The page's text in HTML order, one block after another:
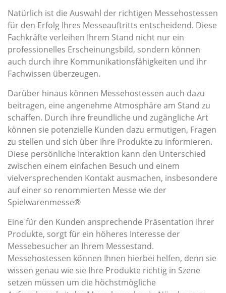
Natürlich ist die Auswahl der richtigen Messehostessen
für den Erfolg Ihres Messeauftritts entscheidend. Diese
Fachkräfte verleihen Ihrem Stand nicht nur ein
professionelles Erscheinungsbild, sondern können
auch durch ihre Kommunikationsfähigkeiten und ihr
Fachwissen überzeugen.
Darüber hinaus können Messehostessen auch dazu
beitragen, eine angenehme Atmosphäre am Stand zu
schaffen. Durch ihre freundliche und zugängliche Art
können sie potenzielle Kunden dazu ermutigen, Fragen
zu stellen und sich über Ihre Produkte zu informieren.
Diese persönliche Interaktion kann den Unterschied
zwischen einem einfachen Besuch und einem
vielversprechenden Kontakt ausmachen, insbesondere
auf einer so renommierten Messe wie der
Spielwarenmesse®
Eine für den Kunden ansprechende Präsentation Ihrer
Produkte, sorgt für ein höheres Interesse der
Messebesucher an Ihrem Messestand.
Messehostessen können Ihnen hierbei helfen, denn sie
wissen genau wie sie Ihre Produkte richtig in Szene
setzen müssen um die höchstmögliche